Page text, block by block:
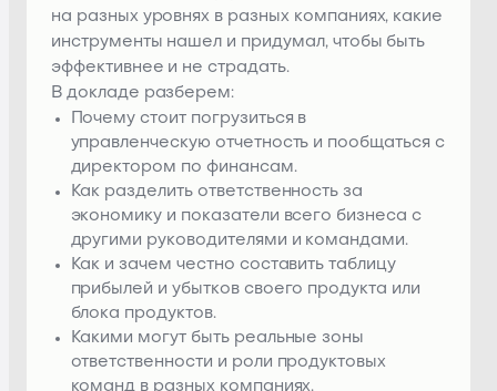
на разных уровнях в разных компаниях, какие
инструменты нашел и придумал, чтобы быть
эффективнее и не страдать.
В докладе разберем:
Почему стоит погрузиться в
управленческую отчетность и пообщаться с
директором по финансам.
Как разделить ответственность за
экономику и показатели всего бизнеса с
другими руководителями и командами.
Как и зачем честно составить таблицу
прибылей и убытков своего продукта или
блока продуктов.
Какими могут быть реальные зоны
ответственности и роли продуктовых
команд в разных компаниях.